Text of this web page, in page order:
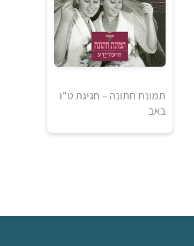
למידע ולרכישה
תמונת חתונה – חגיגת ט"ו
באב